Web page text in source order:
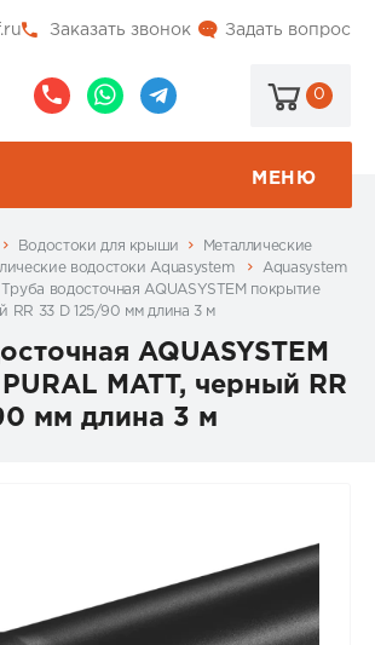
Задать вопрос
Заказать звонок
0
МЕНЮ
Водостоки для крыши
Металлические
водостоки Aquasystem
Aquasystem
Труба водосточная AQUASYSTEM покрытие
RR 33 D 125/90 мм длина 3 м
AQUASYSTEM
MATT, черный RR
мм длина 3 м